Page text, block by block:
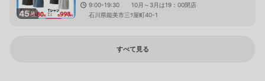
45枚
9:00-19:30 10月～3月は19：00閉店
石川県能美市三ﾂ屋町40-1
すべて見る